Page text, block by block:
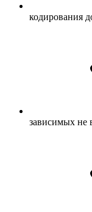
кодирования
зависимых не